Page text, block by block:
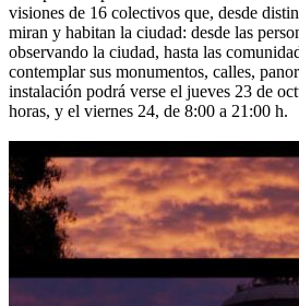
visiones de 16 colectivos que, desde
miran y habitan la ciudad: desde las
observando la ciudad, hasta las
contemplar sus monumentos, calles,
instalación podrá verse el jueves 23 de
horas, y el viernes 24, de 8:00 a 21:00 h.